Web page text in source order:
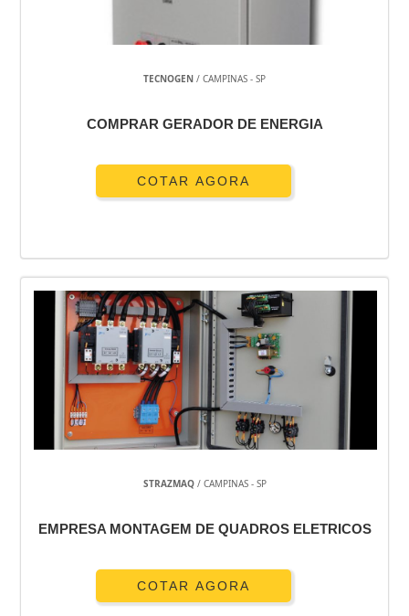
TECNOGEN / CAMPINAS - SP
COMPRAR GERADOR DE ENERGIA
COTAR AGORA
STRAZMAQ/ CAMPINAS - SP
EMPRESA MONTAGEM DE QUADROS ELETRICOS
COTAR AGORA